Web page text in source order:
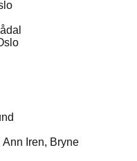
Iren, Bryne